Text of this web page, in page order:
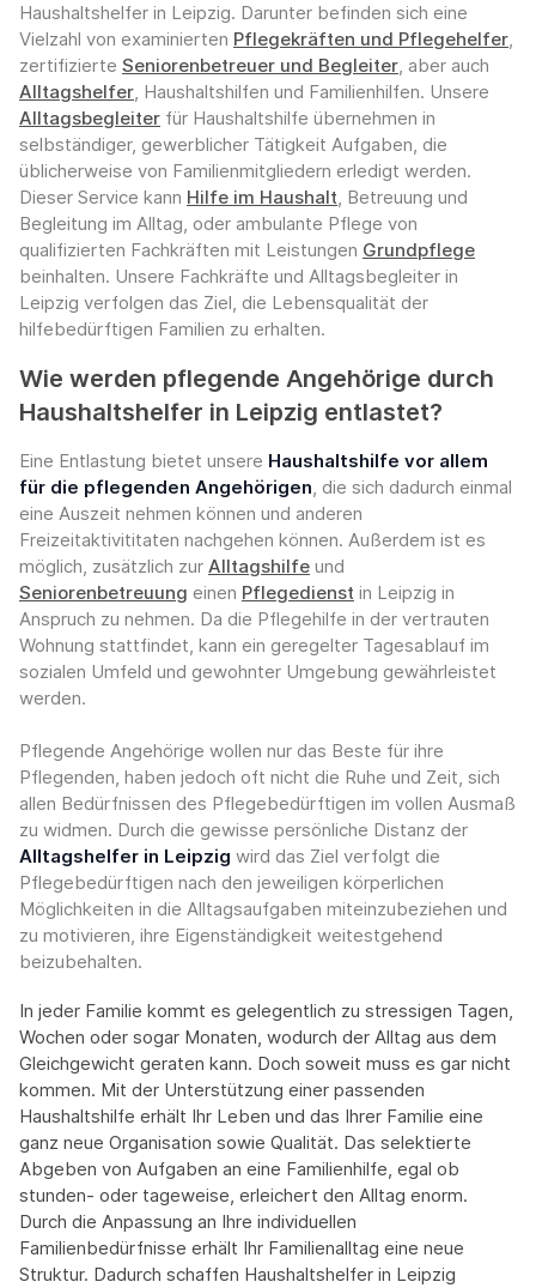
Haushaltshelfer in Leipzig. Darunter befinden sich eine
Vielzahl von examinierten Pflegekräften und Pflegehelfer,
zertifizierte Seniorenbetreuer und Begleiter, aber auch
Alltagshelfer, Haushaltshilfen und Familienhilfen. Unsere
Alltagsbegleiter für Haushaltshilfe übernehmen in
selbständiger, gewerblicher Tätigkeit Aufgaben, die
üblicherweise von Familienmitgliedern erledigt werden.
Dieser Service kann Hilfe im Haushalt, Betreuung und
Begleitung im Alltag, oder ambulante Pflege von
qualifizierten Fachkräften mit Leistungen Grundpflege
beinhalten. Unsere Fachkräfte und Alltagsbegleiter in
Leipzig verfolgen das Ziel, die Lebensqualität der
hilfebedürftigen Familien zu erhalten.
Wie werden pflegende Angehörige durch
Haushaltshelfer in Leipzig entlastet?
Eine Entlastung bietet unsere Haushaltshilfe vor allem
für die pflegenden Angehörigen, die sich dadurch einmal
eine Auszeit nehmen können und anderen
Freizeitaktivititaten nachgehen können. Außerdem ist es
möglich, zusätzlich zur Alltagshilfe und
Seniorenbetreuung einen Pflegedienst in Leipzig in
Anspruch zu nehmen. Da die Pflegehilfe in der vertrauten
Wohnung stattfindet, kann ein geregelter Tagesablauf im
sozialen Umfeld und gewohnter Umgebung gewährleistet
werden.
Pflegende Angehörige wollen nur das Beste für ihre
Pflegenden, haben jedoch oft nicht die Ruhe und Zeit, sich
allen Bedürfnissen des Pflegebedürftigen im vollen Ausmaß
zu widmen. Durch die gewisse persönliche Distanz der
Alltagshelfer in Leipzig wird das Ziel verfolgt die
Pflegebedürftigen nach den jeweiligen körperlichen
Möglichkeiten in die Alltagsaufgaben miteinzubeziehen und
zu motivieren, ihre Eigenständigkeit weitestgehend
beizubehalten.
In jeder Familie kommt es gelegentlich zu stressigen Tagen,
Wochen oder sogar Monaten, wodurch der Alltag aus dem
Gleichgewicht geraten kann. Doch soweit muss es gar nicht
kommen. Mit der Unterstützung einer passenden
Haushaltshilfe erhält Ihr Leben und das Ihrer Familie eine
ganz neue Organisation sowie Qualität. Das selektierte
Abgeben von Aufgaben an eine Familienhilfe, egal ob
stunden- oder tageweise, erleichert den Alltag enorm.
Durch die Anpassung an Ihre individuellen
Familienbedürfnisse erhält Ihr Familienalltag eine neue
Struktur. Dadurch schaffen Haushaltshelfer in Leipzig